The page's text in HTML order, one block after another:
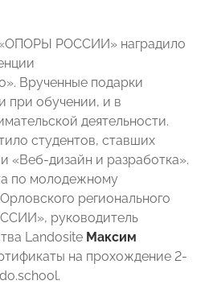
РОССИИ» наградило
Врученные подарки
при обучении, и в
деятельности.
студентов, ставших
«Веб-дизайн и разработка».
по молодежному
регионального
руководитель
Landosite Максим
на прохождение 2-